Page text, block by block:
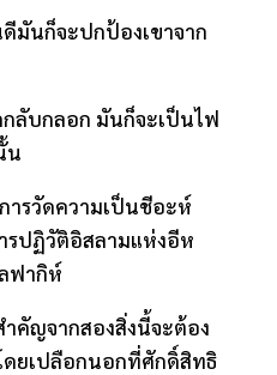
มันก็จะปกป้องเขาจาก
กลับกลอก มันก็จะเป็นไฟ
น
รวัดความเป็นชีอะห์
รปฏิวัติอิสลามแห่งอีห
ฟากิห์
คัญจากสองสิ่งนี้จะต้อง
ดยเปลือกนอกที่ศักดิ์สิทธิ